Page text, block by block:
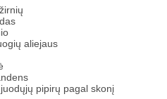
aliejaus
pipirų pagal skonį